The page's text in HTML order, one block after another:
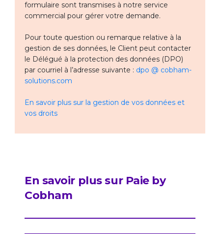
formulaire sont transmises à notre service
commercial pour gérer votre demande.
Pour toute question ou remarque relative à la
gestion de ses données, le Client peut contacter
le Délégué à la protection des données (DPO)
par courriel à l’adresse suivante : dpo @ cobham-
solutions.com
En savoir plus sur la gestion de vos données et
vos droits
En savoir plus sur Paie by
Cobham